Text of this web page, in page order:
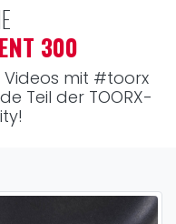
300
mit #toorx
Teil der TOORX-